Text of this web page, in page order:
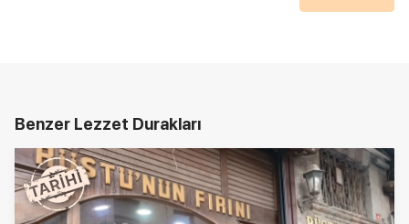
Benzer Lezzet Durakları